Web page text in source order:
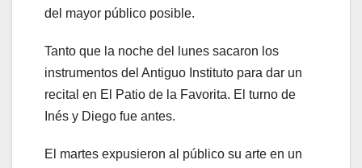
del mayor público posible.
Tanto que la noche del lunes sacaron los
instrumentos del Antiguo Instituto para dar un
recital en El Patio de la Favorita. El turno de
Inés y Diego fue antes.
El martes expusieron al público su arte en un